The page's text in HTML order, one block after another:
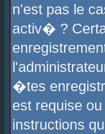
n'est pas le
activ� ?
�tes
est requise
instructions